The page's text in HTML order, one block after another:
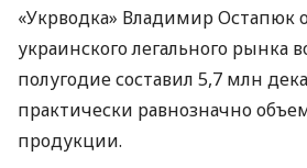
«Укрводка» Владимир Остапюк
украинского легального рынка
полугодие составил 5,7 млн
практически равнозначно
продукции.